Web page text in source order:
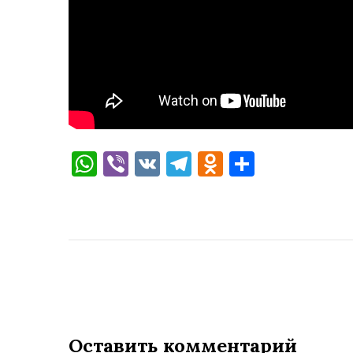
WhatsApp
Viber
VK Telegram
Оставить комментарий